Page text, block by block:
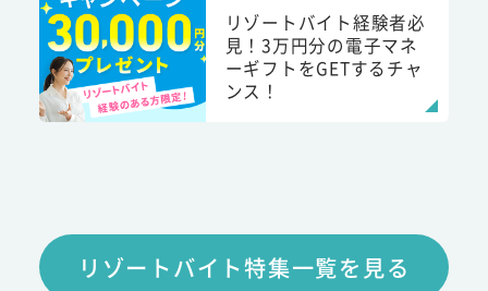
リゾートバイト経験者必
見！3万円分の電子マネ
ーギフトをGETするチャ
ンス！
リゾートバイト特集一覧を見る